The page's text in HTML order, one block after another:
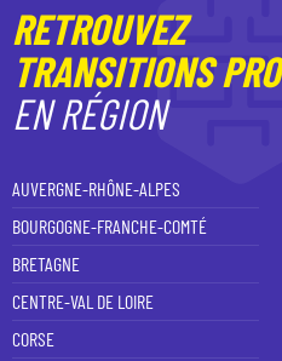
RETROUVEZ
TRANSITIONS PRO
EN RÉGION
AUVERGNE-RHÔNE-ALPES
BOURGOGNE-FRANCHE-COMTÉ
BRETAGNE
CENTRE-VAL DE LOIRE
CORSE